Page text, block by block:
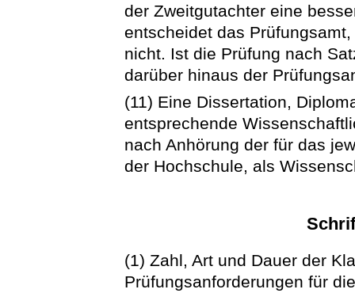
der Zweitgutachter eine
entscheidet das
nicht. Ist die Prüfung nach
darüber hinaus der
(11) Eine Dissertation,
entsprechende
nach Anhörung der für das
der Hochschule, als
(1) Zahl, Art und Dauer der
Prüfungsanforderungen für